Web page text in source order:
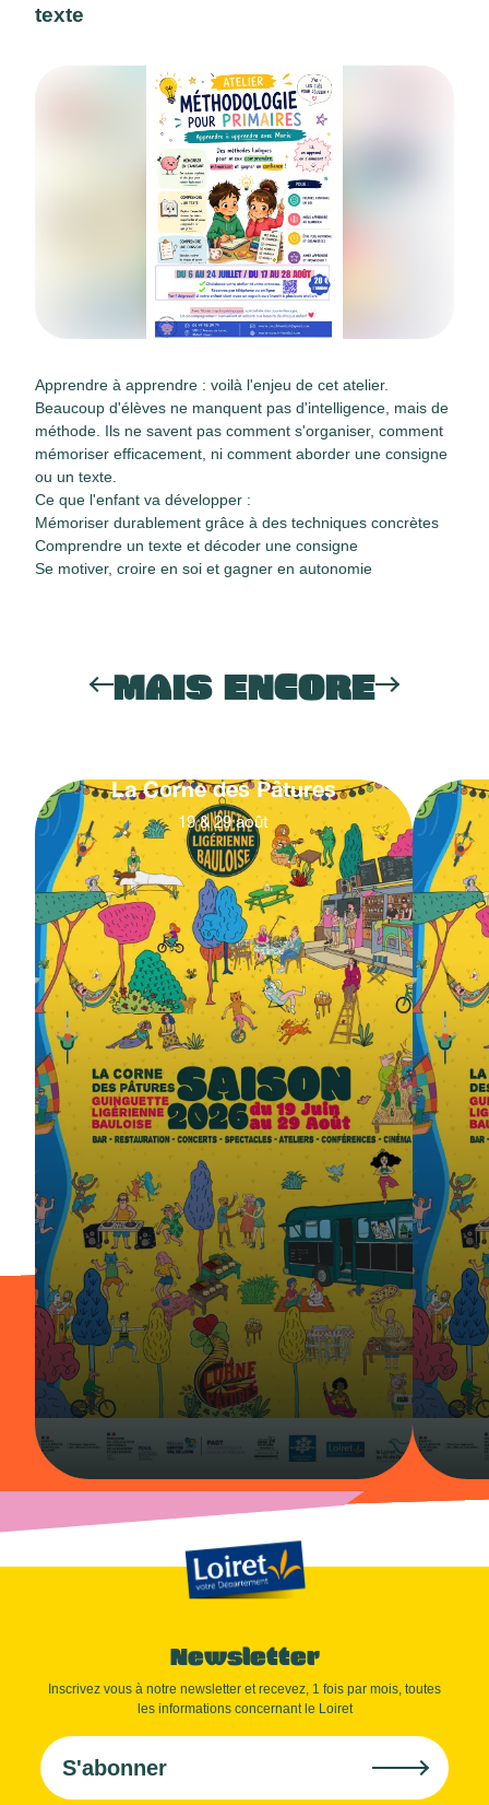
texte
Apprendre à apprendre : voilà l'enjeu de cet atelier.
Beaucoup d'élèves ne manquent pas d'intelligence, mais de
méthode. Ils ne savent pas comment s'organiser, comment
mémoriser efficacement, ni comment aborder une consigne
ou un texte.
Ce que l'enfant va développer :
Mémoriser durablement grâce à des techniques concrètes
Comprendre un texte et décoder une consigne
Se motiver, croire en soi et gagner en autonomie
MAIS ENCORE
La Corne des Pâtures
19 & 29 août
Newsletter
Inscrivez vous à notre newsletter et recevez, 1 fois par mois, toutes
les informations concernant le Loiret
S'abonner